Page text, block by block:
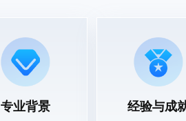
专业背景 经验与成